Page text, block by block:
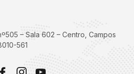
– Sala 602 – Centro, Campos
561